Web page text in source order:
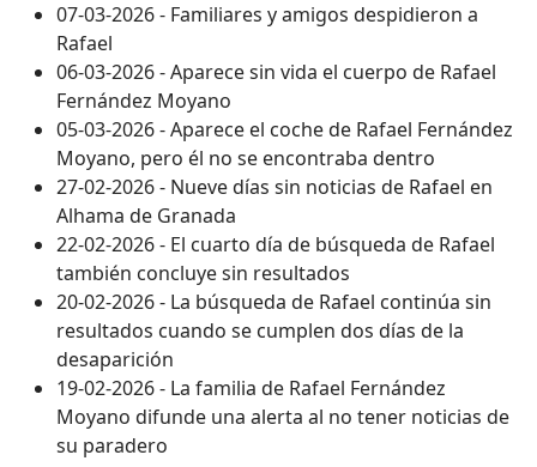
07-03-2026 - Familiares y amigos despidieron a
Rafael
06-03-2026 - Aparece sin vida el cuerpo de Rafael
Fernández Moyano
05-03-2026 - Aparece el coche de Rafael Fernández
Moyano, pero él no se encontraba dentro
27-02-2026 - Nueve días sin noticias de Rafael en
Alhama de Granada
22-02-2026 - El cuarto día de búsqueda de Rafael
también concluye sin resultados
20-02-2026 - La búsqueda de Rafael continúa sin
resultados cuando se cumplen dos días de la
desaparición
19-02-2026 - La familia de Rafael Fernández
Moyano difunde una alerta al no tener noticias de
su paradero